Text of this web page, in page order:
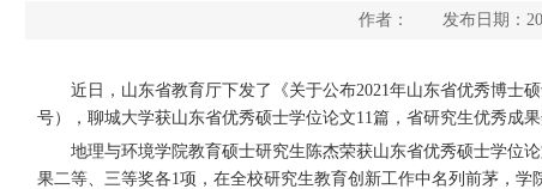
作者： 发布日期：
近日，山东省教育厅下发了《关于公布2021年山东省优秀博士硕
号），聊城大学获山东省优秀硕士学位论文11篇，省研究生优秀成果
地理与环境学院教育硕士研究生陈杰荣获山东省优秀硕士学位
果二等、三等奖各1项，在全校研究生教育创新工作中名列前茅，